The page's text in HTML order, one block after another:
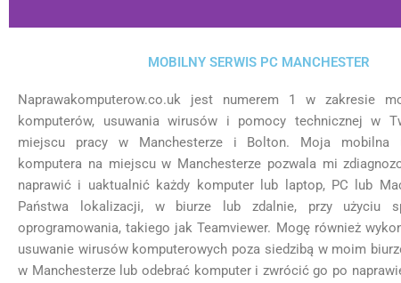
Ważna
W zamian
MOBILNY SERWIS PC MANCHESTER
Naprawakomputerow.co.uk jest numerem 1 w zakresie
komputerów, usuwania wirusów i pomocy technicznej w
miejscu pracy w Manchesterze i Bolton. Moja mobilna
komputera na miejscu w Manchesterze pozwala mi
naprawić i uaktualnić każdy komputer lub laptop, PC lub
Państwa lokalizacji, w biurze lub zdalnie, przy użyciu
oprogramowania, takiego jak Teamviewer. Mogę również
usuwanie wirusów komputerowych poza siedzibą w moim
w Manchesterze lub odebrać komputer i zwrócić go po